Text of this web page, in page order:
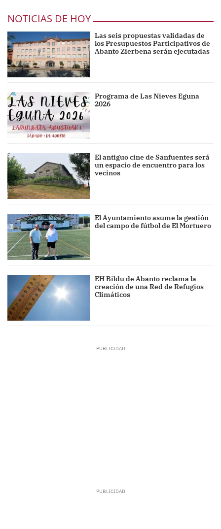
NOTICIAS DE HOY
Las seis propuestas validadas de
los Presupuestos Participativos de
Abanto Zierbena serán ejecutadas
Programa de Las Nieves Eguna
2026
El antiguo cine de Sanfuentes será
un espacio de encuentro para los
vecinos
El Ayuntamiento asume la gestión
del campo de fútbol de El Mortuero
EH Bildu de Abanto reclama la
creación de una Red de Refugios
Climáticos